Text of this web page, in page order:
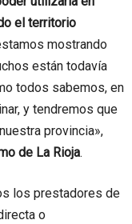
el territorio
mostrando
están todavía
todos sabemos, en
y tendremos que
provincia»,
de La Rioja.
los prestadores de
o